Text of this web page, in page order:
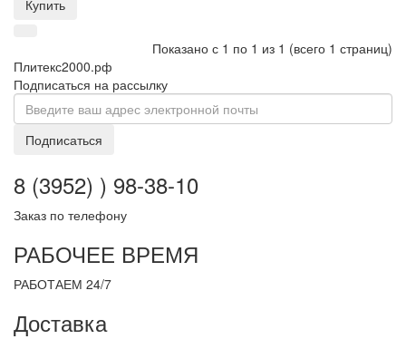
Купить
Показано с 1 по 1 из 1 (всего 1 страниц)
Плитекс2000.рф
Подписаться на рассылку
Подписаться
8 (3952) ) 98-38-10
Заказ по телефону
РАБОЧЕЕ ВРЕМЯ
РАБОТАЕМ 24/7
Доставка